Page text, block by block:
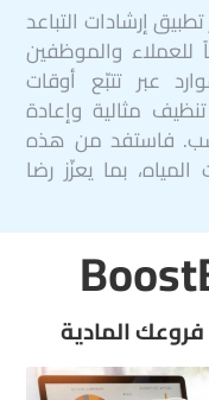
إرشادات التباعد
للعملاء والموظفين
عبر تتبّع أوقات
مثالية وإعادة
فاستفد من هذه
بما يعزّز رضا
فروعك المادية